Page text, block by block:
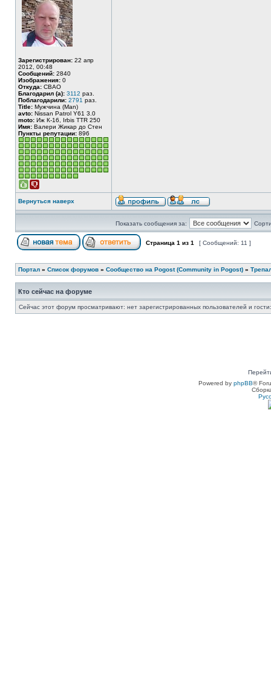
Зарегистрирован: 22 апр
2012, 00:48
Сообщений: 2840
Изображения: 0
Откуда: СВАО
Благодарил (а): 3112 раз.
Поблагодарили: 2791 раз.
Title: Мужчина (Man)
avto: Nissan Patrol Y61 3.0
moto: Иж К-16, Irbis TTR 250
Имя: Валери Жикар до Стен
Пункты репутации: 896
Вернуться наверх
Показать сообщения за:
Страница 1 из 1 [ Сообщений: 11 ]
Портал » Список форумов » Сообщество на Pogost (Community in Pogost) »
Кто сейчас на форуме
Сейчас этот форум просматривают: нет зарегистрированных пользователей и
Powered by phpBB®